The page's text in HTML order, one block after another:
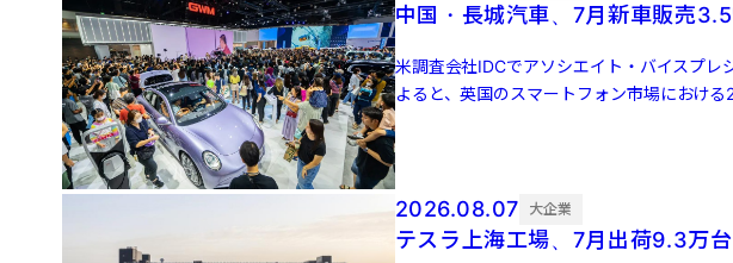
中国・長城汽車、7月新車販売
米調査会社IDCでアソシエイト・バイスプ
よると、英国のスマートフォン市場におけ
増 […]
2026.08.07 大企業
テスラ上海工場、7月出荷9.3万